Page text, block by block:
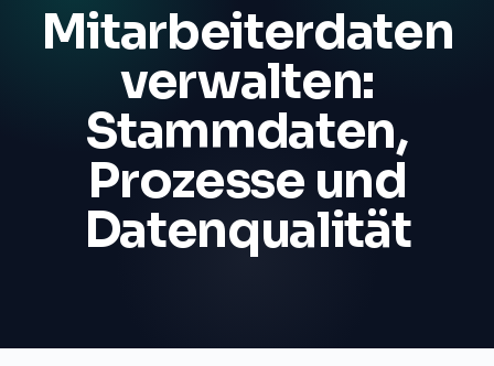
Mitarbeiterdaten
verwalten:
Stammdaten,
Prozesse und
Datenqualität